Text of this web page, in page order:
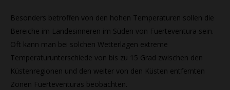
Besonders betroffen von den hohen Temperaturen sollen die
Bereiche im Landesinneren im Süden von Fuerteventura sein.
Oft kann man bei solchen Wetterlagen extreme
Temperaturunterschiede von bis zu 15 Grad zwischen den
Küstenregionen und den weiter von den Küsten entfernten
Zonen Fuerteventuras beobachten.